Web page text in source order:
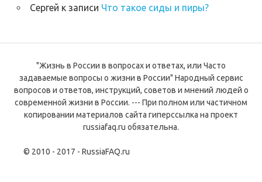
Сергей к записи Что такое сиды и пиры?
"Жизнь в России в вопросах и ответах, или Часто
задаваемые вопросы о жизни в России" Народный сервис
вопросов и ответов, инструкций, советов и мнений людей о
современной жизни в России. --- При полном или частичном
копировании материалов сайта гиперссылка на проект
russiafaq.ru обязательна.
© 2010 - 2017 - RussiaFAQ.ru